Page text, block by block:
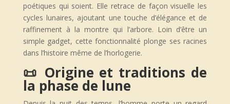
poétiques qui soient. Elle retrace de façon visuelle les
cycles lunaires, ajoutant une touche d’élégance et de
raffinement à la montre qui l’arbore. Loin d’être un
simple gadget, cette fonctionnalité plonge ses racines
dans l’histoire même de l’horlogerie.
📜 Origine et traditions de
la phase de lune